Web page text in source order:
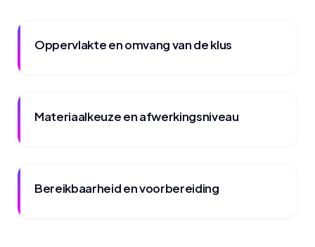
Oppervlakte en omvang van de klus
Materiaalkeuze en afwerkingsniveau
Bereikbaarheid en voorbereiding